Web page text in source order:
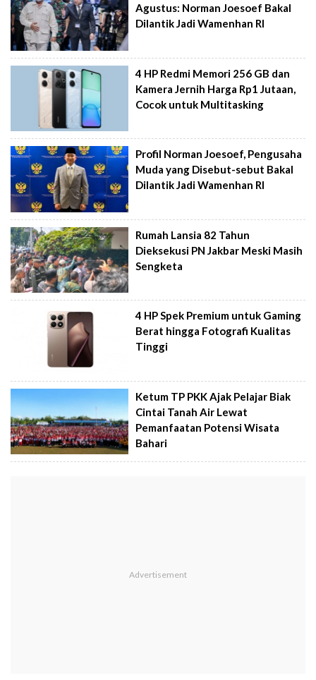
Agustus: Norman Joesoef Bakal
Dilantik Jadi Wamenhan RI
4 HP Redmi Memori 256 GB dan
Kamera Jernih Harga Rp1 Jutaan,
Cocok untuk Multitasking
Profil Norman Joesoef, Pengusaha
Muda yang Disebut-sebut Bakal
Dilantik Jadi Wamenhan RI
Rumah Lansia 82 Tahun
Dieksekusi PN Jakbar Meski Masih
Sengketa
4 HP Spek Premium untuk Gaming
Berat hingga Fotografi Kualitas
Tinggi
Ketum TP PKK Ajak Pelajar Biak
Cintai Tanah Air Lewat
Pemanfaatan Potensi Wisata
Bahari